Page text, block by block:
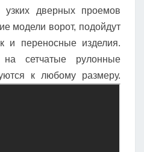
дверных проемов
модели ворот, подойдут
и переносные изделия.
сетчатые рулонные
к любому размеру.